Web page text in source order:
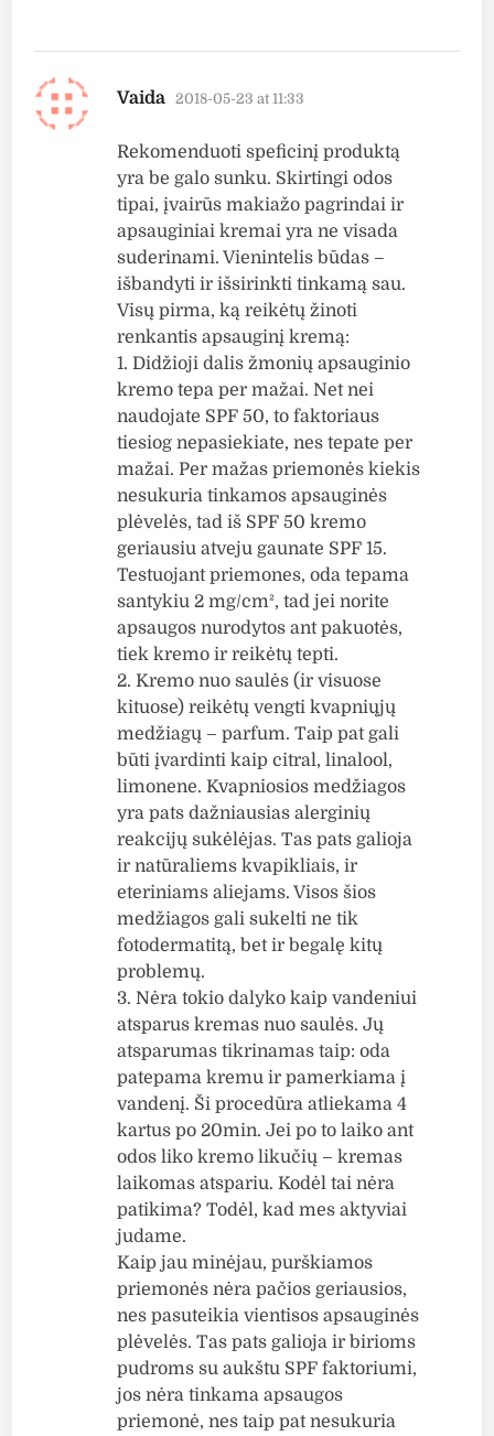
Vaida says:
2018-05-23 at 11:33
Rekomenduoti speficinį produktą
yra be galo sunku. Skirtingi odos
tipai, įvairūs makiažo pagrindai ir
apsauginiai kremai yra ne visada
suderinami. Vienintelis būdas –
išbandyti ir išsirinkti tinkamą sau.
Visų pirma, ką reikėtų žinoti
renkantis apsauginį kremą:
1. Didžioji dalis žmonių apsauginio
kremo tepa per mažai. Net nei
naudojate SPF 50, to faktoriaus
tiesiog nepasiekiate, nes tepate per
mažai. Per mažas priemonės kiekis
nesukuria tinkamos apsauginės
plėvelės, tad iš SPF 50 kremo
geriausiu atveju gaunate SPF 15.
Testuojant priemones, oda tepama
santykiu 2 mg/cm², tad jei norite
apsaugos nurodytos ant pakuotės,
tiek kremo ir reikėtų tepti.
2. Kremo nuo saulės (ir visuose
kituose) reikėtų vengti kvapniųjų
medžiagų – parfum. Taip pat gali
būti įvardinti kaip citral, linalool,
limonene. Kvapniosios medžiagos
yra pats dažniausias alerginių
reakcijų sukėlėjas. Tas pats galioja
ir natūraliems kvapikliais, ir
eteriniams aliejams. Visos šios
medžiagos gali sukelti ne tik
fotodermatitą, bet ir begalę kitų
problemų.
3. Nėra tokio dalyko kaip vandeniui
atsparus kremas nuo saulės. Jų
atsparumas tikrinamas taip: oda
patepama kremu ir pamerkiama į
vandenį. Ši procedūra atliekama 4
kartus po 20min. Jei po to laiko ant
odos liko kremo likučių – kremas
laikomas atspariu. Kodėl tai nėra
patikima? Todėl, kad mes aktyviai
judame.
Kaip jau minėjau, purškiamos
priemonės nėra pačios geriausios,
nes pasuteikia vientisos apsauginės
plėvelės. Tas pats galioja ir birioms
pudroms su aukštu SPF faktoriumi,
jos nėra tinkama apsaugos
priemonė, nes taip pat nesukuria